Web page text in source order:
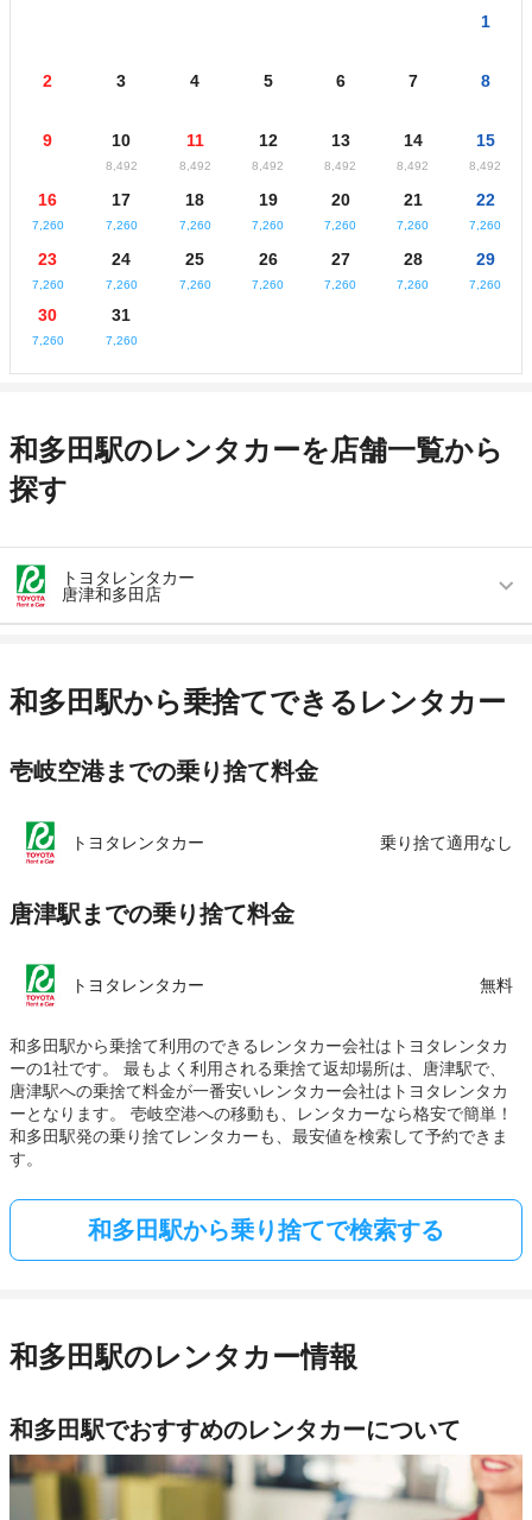
1
2 3 4 5 6 7 8
9 10
8,492
11
8,492
12
8,492
13
8,492
14
8,492
15
8,492
16
7,260
17
7,260
18
7,260
19
7,260
20
7,260
21
7,260
22
7,260
23
7,260
24
7,260
25
7,260
26
7,260
27
7,260
28
7,260
29
7,260
30
7,260
31
7,260
和多田駅のレンタカーを店舗一覧から
探す
トヨタレンタカー
唐津和多田店
アクセス 東唐津駅より車で約5分（送迎なし）
店舗詳細 店舗詳細ページはこちら
和多田駅から乗捨てできるレンタカー
壱岐空港までの乗り捨て料金
トヨタレンタカー 乗り捨て適用なし
唐津駅までの乗り捨て料金
トヨタレンタカー 無料
和多田駅から乗捨て利用のできるレンタカー会社はトヨタレンタカ
ーの1社です。 最もよく利用される乗捨て返却場所は、唐津駅で、
唐津駅への乗捨て料金が一番安いレンタカー会社はトヨタレンタカ
ーとなります。 壱岐空港への移動も、レンタカーなら格安で簡単！
和多田駅発の乗り捨てレンタカーも、最安値を検索して予約できま
す。
和多田駅から乗り捨てで検索する
和多田駅のレンタカー情報
和多田駅でおすすめのレンタカーについて